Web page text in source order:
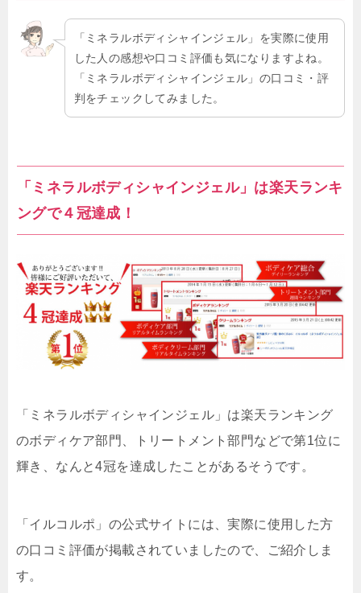
「ミネラルボディシャインジェル」を実際に使用
した人の感想や口コミ評価も気になりますよね。
「ミネラルボディシャインジェル」の口コミ・評
判をチェックしてみました。
「ミネラルボディシャインジェル」は楽天ランキ
ングで４冠達成！
「ミネラルボディシャインジェル」は楽天ランキング
のボディケア部門、トリートメント部門などで第1位に
輝き、なんと4冠を達成したことがあるそうです。
「イルコルポ」の公式サイトには、実際に使用した方
の口コミ評価が掲載されていましたので、ご紹介しま
す。